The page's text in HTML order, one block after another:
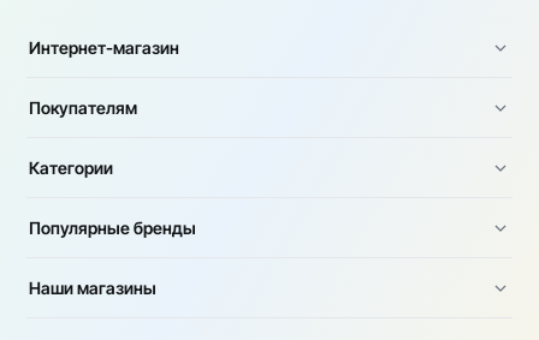
Интернет-магазин
Покупателям
Категории
Популярные бренды
Наши магазины